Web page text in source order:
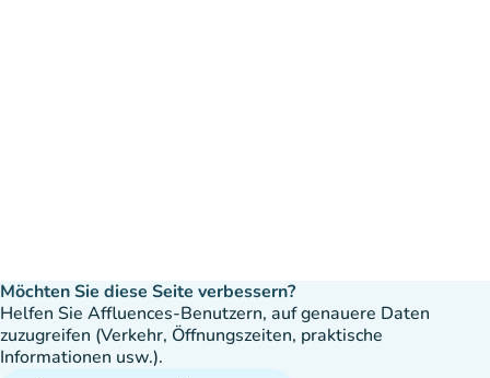
Möchten Sie diese Seite verbessern?
Helfen Sie Affluences-Benutzern, auf genauere Daten
zuzugreifen (Verkehr, Öffnungszeiten, praktische
Informationen usw.).